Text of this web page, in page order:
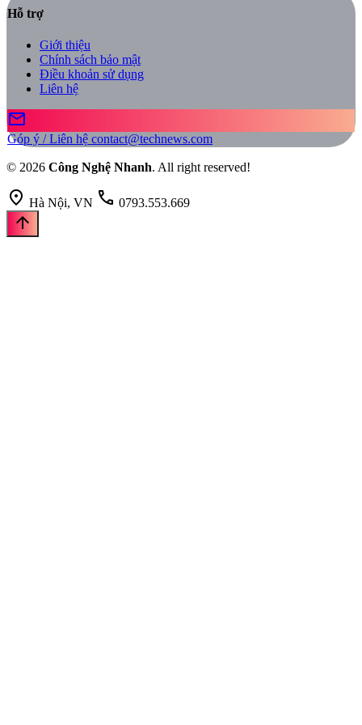
Hỗ trợ
Giới thiệu
Chính sách bảo mật
Điều khoản sử dụng
Liên hệ
mail
Góp ý / Liên hệ contact@technews.com
© 2026 Công Nghệ Nhanh. All right reserved!
location_on Hà Nội, VN call 0793.553.669
arrow_upward